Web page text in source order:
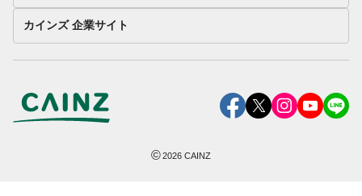
カインズ 企業サイト
©2026 CAINZ